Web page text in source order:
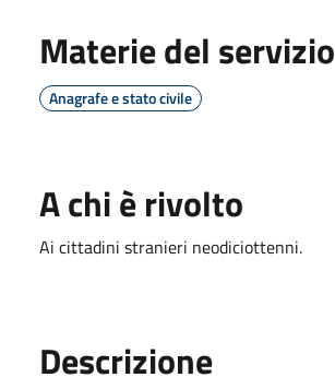
Materie del servizio
Anagrafe e stato civile
A chi è rivolto
Ai cittadini stranieri neodiciottenni.
Descrizione